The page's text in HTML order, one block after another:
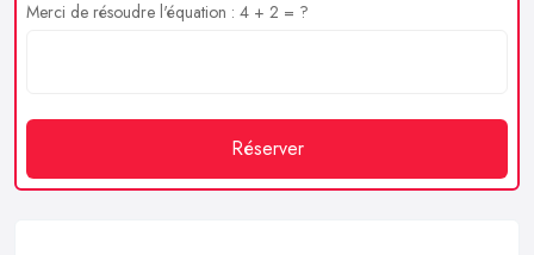
Merci de résoudre l'équation : 4 + 2 = ?
Réserver